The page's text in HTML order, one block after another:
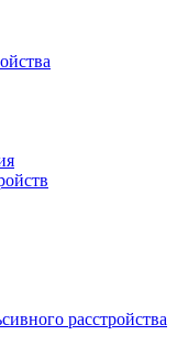
расстройства